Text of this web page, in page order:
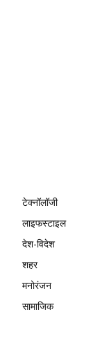
टेक्नॉलॉजी
लाइफस्टाइल
देश-विदेश
शहर
मनोरंजन
सामाजिक